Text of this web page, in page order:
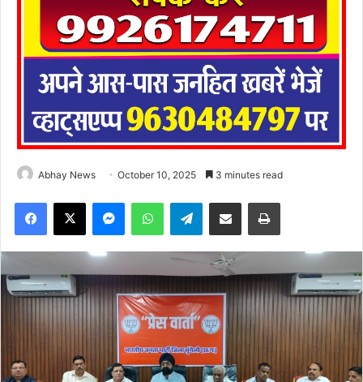
Abhay News October 10, 2025 3 minutes read
Facebook
X MessengerWhatsAppTelegramShare via Email Print